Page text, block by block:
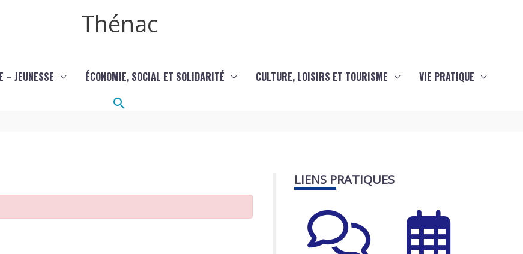
Thénac
– JEUNESSE ÉCONOMIE, SOCIAL ET SOLIDARITÉ CULTURE, LOISIRS ET TOURISME VIE PRATIQUE
Rechercher
LIENS PRATIQUES